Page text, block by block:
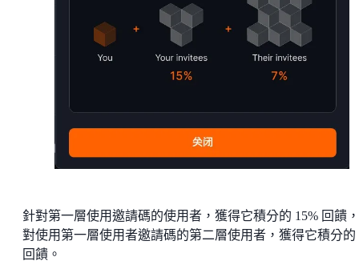
針對第一層使用邀請碼的使用者，獲得它積分的 15% 回饋
對使用第一層使用者邀請碼的第二層使用者，獲得它積分的
回饋。